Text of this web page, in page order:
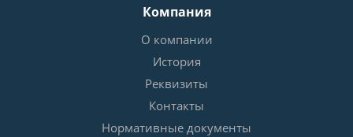
Компания
О компании
История
Реквизиты
Контакты
Нормативные документы